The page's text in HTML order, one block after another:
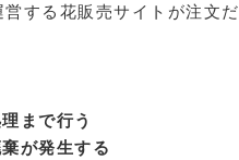
する花販売サイトが注文
まで行う
が発生する